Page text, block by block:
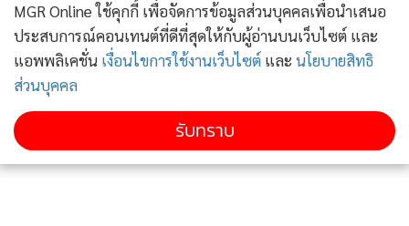
“VITMORES+ น้ำผสมวิตามินในขวดแคปซูล มีให้เลือกถึง 2
รสชาติ สูตรแรก VITA C – PLUS VITAMIN C 200% ขวดสี
เหลือง มีรสเปรี้ยวอมหวาน กลมกล่อม พร้อมกลิ่นหอมของ
เลมอนเนต ที่มีส่วนผสมของวิตามินซีมากถึง 200% รวมทั้ง
วิตามิน B2, B3, B6 สารสกัดจากอะเซโรลา เชอร์รี (Acerola
Cherry) และยังมีคอลลาเจนนำเข้าจากญี่ปุ่น สูตรสอง
MGR Online ใช้คุกกี้ เพื่อจัดการข้อมูลส่วนบุคคลเพื่อนำเสนอ
ประสบการณ์คอนเทนต์ที่ดีที่สุดให้กับผู้อ่านบนเว็บไซต์ และ
แอพพลิเคชั่น เงื่อนไขการใช้งานเว็บไซต์ และ นโยบายสิทธิ
ส่วนบุคคล
รับทราบ